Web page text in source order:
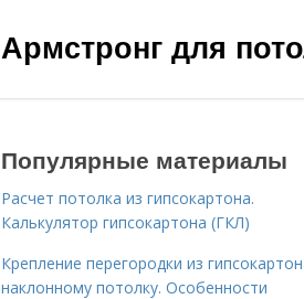
Армстронг для
Популярные материалы
Расчет потолка из гипсокартона.
Калькулятор гипсокартона (ГКЛ)
Крепление перегородки из
наклонному потолку. Особенности